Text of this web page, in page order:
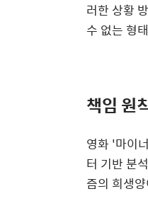
러한 상황
수 없는 형
책임 원
영화 '마이
터 기반 분
즘의 희생